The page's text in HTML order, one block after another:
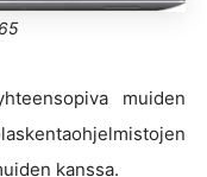
muiden
kanssa.